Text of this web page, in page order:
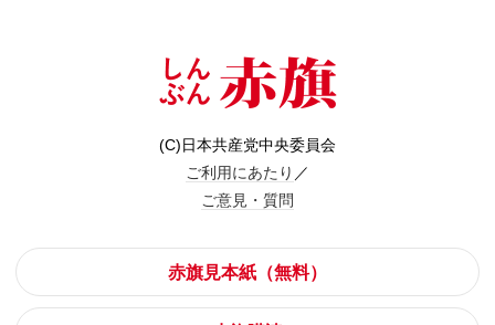
(C)日本共産党中央委員会
ご利用にあたり ／
ご意見・質問
赤旗見本紙（無料）